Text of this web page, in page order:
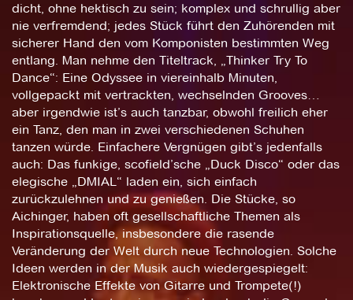
dicht, ohne hektisch zu sein; komplex und schrullig aber
nie verfremdend; jedes Stück führt den Zuhörenden mit
sicherer Hand den vom Komponisten bestimmten Weg
entlang. Man nehme den Titeltrack, „Thinker Try To
Dance“: Eine Odyssee in viereinhalb Minuten,
vollgepackt mit vertrackten, wechselnden Grooves…
aber irgendwie ist’s auch tanzbar, obwohl freilich eher
ein Tanz, den man in zwei verschiedenen Schuhen
tanzen würde. Einfachere Vergnügen gibt’s jedenfalls
auch: Das funkige, scofield’sche „Duck Disco“ oder das
elegische „DMIAL“ laden ein, sich einfach
zurückzulehnen und zu genießen. Die Stücke, so
Aichinger, haben oft gesellschaftliche Themen als
Inspirationsquelle, insbesondere die rasende
Veränderung der Welt durch neue Technologien. Solche
Ideen werden in der Musik auch wiedergespiegelt:
Elektronische Effekte von Gitarre und Trompete(!)